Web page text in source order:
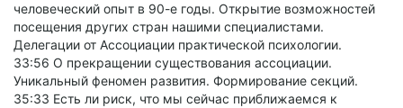
человеческий опыт в 90-е годы. Открытие возможностей
посещения других стран нашими специалистами.
Делегации от Ассоциации практической психологии.
33:56 О прекращении существования ассоциации.
Уникальный феномен развития. Формирование секций.
35:33 Есть ли риск, что мы сейчас приближаемся к